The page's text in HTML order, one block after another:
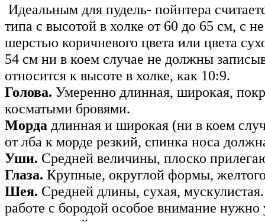
Идеальным для пудель- пойнтера
типа с высотой в холке от 60 до 65 см, с
шерстью коричневого цвета или цвета
54 см ни в коем случае не должны
относится к высоте в холке, как 10:9.
Голова. Умеренно длинная, широкая,
косматыми бровями.
Морда длинная и широкая (ни в коем
от лба к морде резкий, спинка носа
Уши. Средней величины, плоско
Глаза. Крупные, округлой формы,
Шея. Средней длины, сухая,
работе с бородой особое внимание